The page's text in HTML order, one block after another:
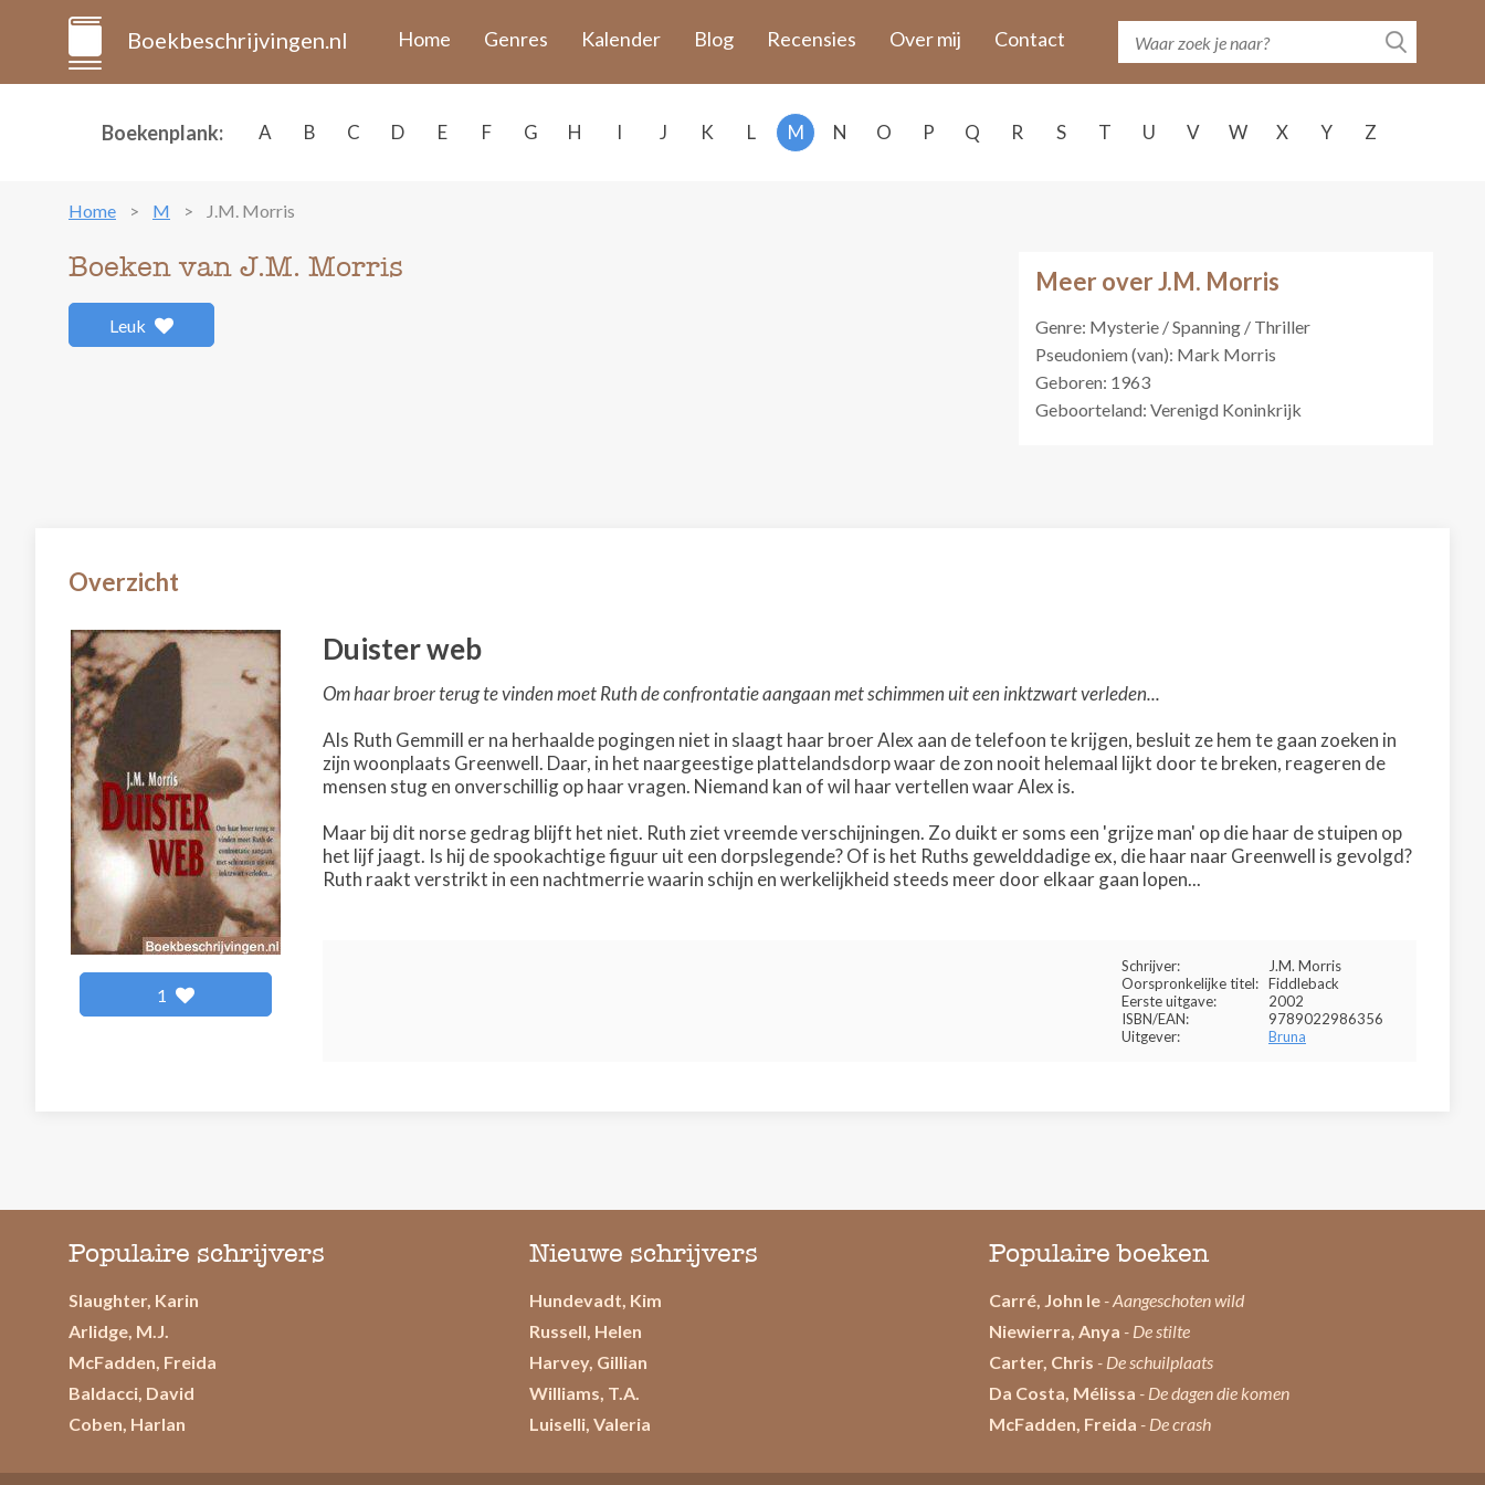
Boekbeschrijvingen.nl Home Genres Kalender Blog Recensies Over mij Contact
Boekenplank: A B C D E F G H I J K L M N O P Q R S T U V W X Y Z
Home M J.M. Morris
Meer over J.M. Morris
Genre: Mysterie / Spanning / Thriller
Pseudoniem (van): Mark Morris
Geboren: 1963
Geboorteland: Verenigd Koninkrijk
Boeken van J.M. Morris
Leuk
Overzicht
1
Duister web
Om haar broer terug te vinden moet Ruth de confrontatie aangaan met schimmen uit een inktzwart verleden...
Als Ruth Gemmill er na herhaalde pogingen niet in slaagt haar broer Alex aan de telefoon te krijgen, besluit ze hem te gaan zoeken in
zijn woonplaats Greenwell. Daar, in het naargeestige plattelandsdorp waar de zon nooit helemaal lijkt door te breken, reageren de
mensen stug en onverschillig op haar vragen. Niemand kan of wil haar vertellen waar Alex is.
Maar bij dit norse gedrag blijft het niet. Ruth ziet vreemde verschijningen. Zo duikt er soms een 'grijze man' op die haar de stuipen op
het lijf jaagt. Is hij de spookachtige figuur uit een dorpslegende? Of is het Ruths gewelddadige ex, die haar naar Greenwell is gevolgd?
Ruth raakt verstrikt in een nachtmerrie waarin schijn en werkelijkheid steeds meer door elkaar gaan lopen...
Schrijver:
J.M. Morris
Oorspronkelijke titel: Fiddleback
Eerste uitgave:
2002
ISBN/EAN:
9789022986356
Uitgever:
Bruna
Populaire schrijvers
Slaughter, Karin
Arlidge, M.J.
McFadden, Freida
Baldacci, David
Coben, Harlan
Nieuwe schrijvers
Hundevadt, Kim
Russell, Helen
Harvey, Gillian
Williams, T.A.
Luiselli, Valeria
Populaire boeken
Carré, John le - Aangeschoten wild
Niewierra, Anya - De stilte
Carter, Chris - De schuilplaats
Da Costa, Mélissa - De dagen die komen
McFadden, Freida - De crash